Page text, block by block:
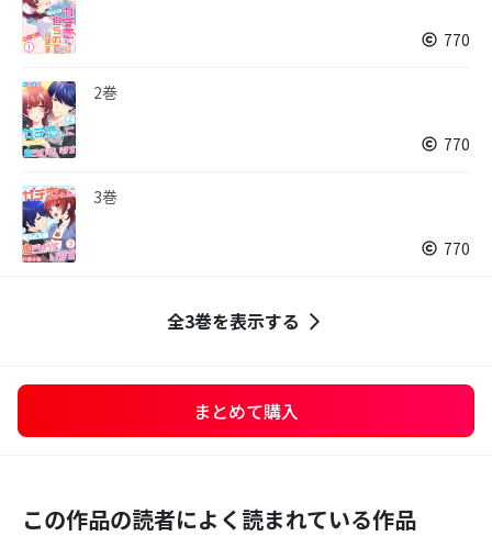
770
2巻
770
3巻
770
全3巻を表示する
まとめて購入
この作品の読者によく読まれている作品